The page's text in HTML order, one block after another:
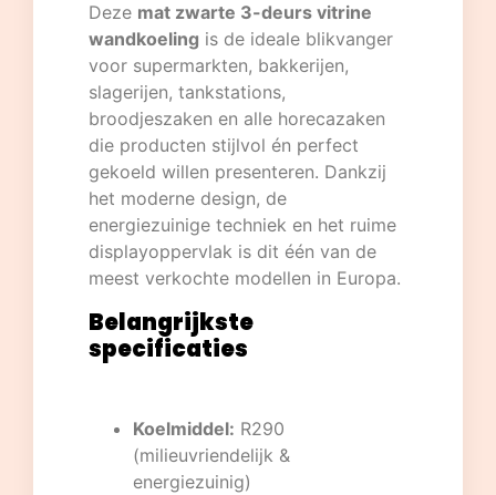
Deze mat zwarte 3-deurs vitrine
wandkoeling is de ideale blikvanger
voor supermarkten, bakkerijen,
slagerijen, tankstations,
broodjeszaken en alle horecazaken
die producten stijlvol én perfect
gekoeld willen presenteren. Dankzij
het moderne design, de
energiezuinige techniek en het ruime
displayoppervlak is dit één van de
meest verkochte modellen in Europa.
Belangrijkste
specificaties
Koelmiddel: R290
(milieuvriendelijk &
energiezuinig)